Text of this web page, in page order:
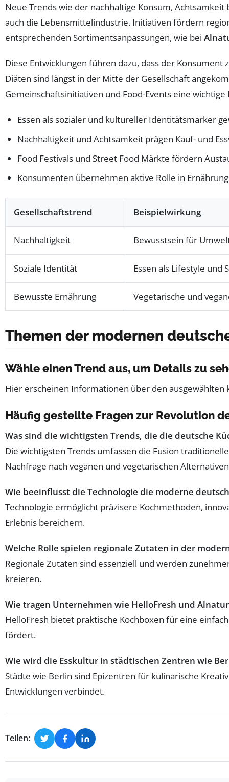
Neue Trends wie der nachhaltige Konsum,
auch die Lebensmittelindustrie. Initiativen fördern
entsprechenden Sortimentsanpassungen, wie bei
Diese Entwicklungen führen dazu, dass der Konsument
Diäten sind längst in der Mitte der Gesellschaft
Gemeinschaftsinitiativen und Food-Events eine
Essen als sozialer und kultureller Identitätsmarker
Nachhaltigkeit und Achtsamkeit prägen Kauf- und
Food Festivals und Street Food Märkte fördern
Konsumenten übernehmen aktive Rolle in
Gesellschaftstrend Beispielwirkung
Nachhaltigkeit Bewusstsein für
Soziale Identität Essen als Lifestyle und
Bewusste Ernährung Vegetarische und
Themen der modernen
Wähle einen Trend aus, um Details zu
Hier erscheinen Informationen über den ausgewählten
Häufig gestellte Fragen zur Revolution
Was sind die wichtigsten Trends, die die deutsche
Die wichtigsten Trends umfassen die Fusion
Nachfrage nach veganen und vegetarischen
Wie beeinflusst die Technologie die moderne
Technologie ermöglicht präzisere Kochmethoden,
Erlebnis bereichern.
Welche Rolle spielen regionale Zutaten in der
Regionale Zutaten sind essenziell und werden
kreieren.
Wie tragen Unternehmen wie HelloFresh und
HelloFresh bietet praktische Kochboxen für eine
fördert.
Wie wird die Esskultur in städtischen Zentren wie
Städte wie Berlin sind Epizentren für kulinarische
Entwicklungen verbindet.
Teilen: